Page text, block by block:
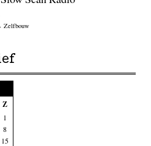
Zelfbouw
Z
1
8
15